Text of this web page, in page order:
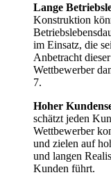
Lange
Konstruktion
im Einsatz, die
Anbetracht
Wettbewerber
Hoher
schätzt jeden
Wettbewerber
und zielen auf
und langen
Kunden führt.